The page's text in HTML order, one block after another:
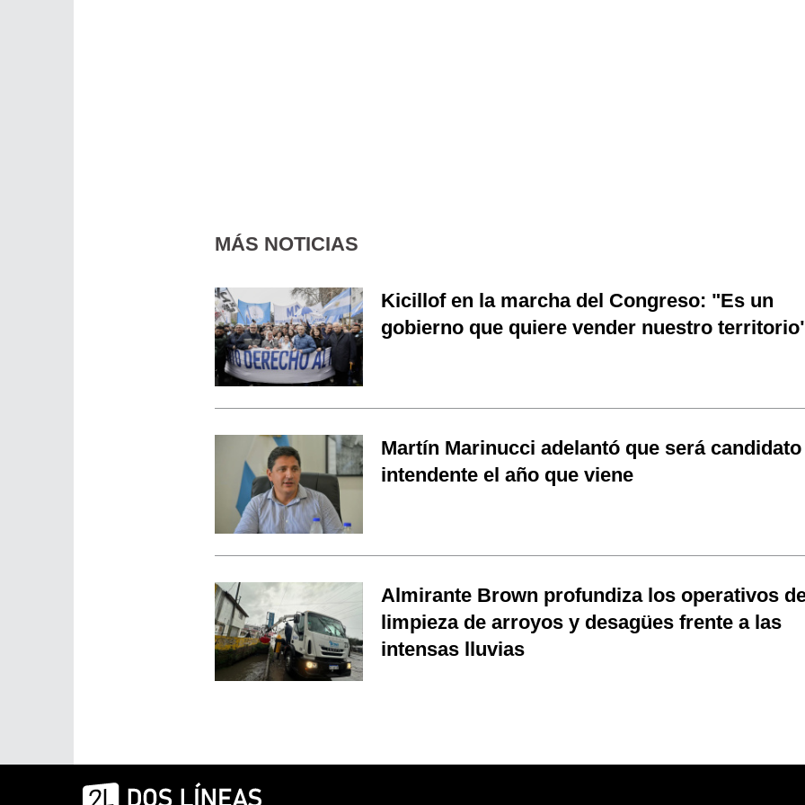
MÁS NOTICIAS
Kicillof en la marcha del Congreso: "Es un
gobierno que quiere vender nuestro
Martín Marinucci adelantó que será candidato
intendente el año que viene
Almirante Brown profundiza los operativos
limpieza de arroyos y desagües frente a las
intensas lluvias